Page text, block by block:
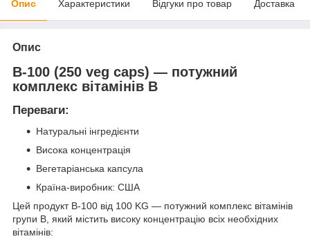
Опис Характеристики Відгуки про товар Доставка
Опис
B-100 (250 veg caps) — потужний
комплекс вітамінів В
Переваги:
Натуральні інгредієнти
Висока концентрація
Вегетаріанська капсула
Країна-виробник: США
Цей продукт B-100 від 100 KG — потужний комплекс вітамінів
групи B, який містить високу концентрацію всіх необхідних
вітамінів: